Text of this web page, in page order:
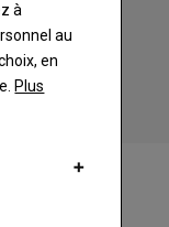
à
au
en
Plus